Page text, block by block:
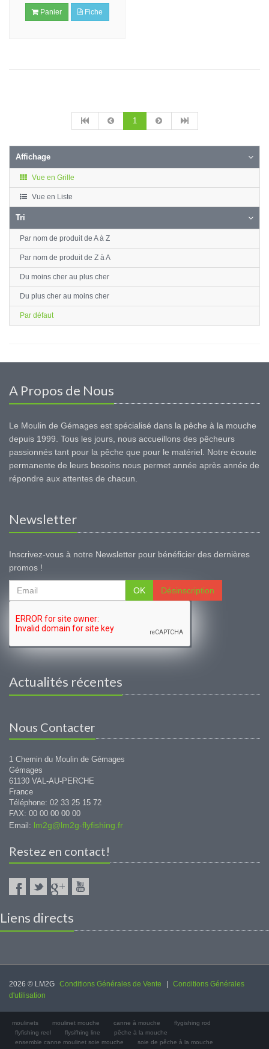
Panier Fiche
1
Affichage
Vue en Grille
Vue en Liste
Tri
Par nom de produit de A à Z
Par nom de produit de Z à A
Du moins cher au plus cher
Du plus cher au moins cher
Par défaut
A Propos de Nous
Le Moulin de Gémages est spécialisé dans la pêche à la mouche
depuis 1999. Tous les jours, nous accueillons des pêcheurs
passionnés tant pour la pêche que pour le matériel. Notre écoute
permanente de leurs besoins nous permet année après année de
répondre aux attentes de chacun.
Newsletter
Inscrivez-vous à notre Newsletter pour bénéficier des dernières
promos !
OK Désinscription
Actualités récentes
Nous Contacter
1 Chemin du Moulin de Gémages
Gémages
61130 VAL-AU-PERCHE
France
Téléphone: 02 33 25 15 72
FAX: 00 00 00 00 00
Email: lm2g@lm2g-flyfishing.fr
Restez en contact!
Liens directs
2026 © LM2G Conditions Générales de Vente
Conditions Générales
d'utilisation
moulinets moulinet mouche canne à mouche
flygishing rod
flyfishing reel
flysifhing line
pêche à la mouche
ensemble canne moulinet soie mouche
soie de pêche à la mouche